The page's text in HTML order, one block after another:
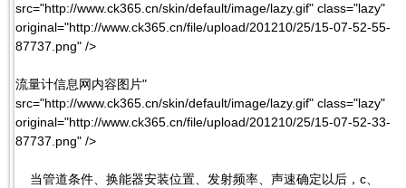
src="http://www.ck365.cn/skin/default/image/lazy.gif" class="lazy"
original="http://www.ck365.cn/file/upload/201210/25/15-07-52-55-
87737.png" />
流量计信息网内容图片"
src="http://www.ck365.cn/skin/default/image/lazy.gif" class="lazy"
original="http://www.ck365.cn/file/upload/201210/25/15-07-52-33-
87737.png" />
当管道条件、换能器安装位置、发射频率、声速确定以后，c、